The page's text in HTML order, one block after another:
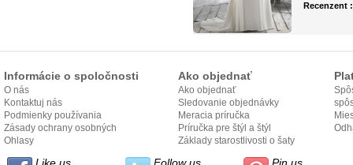
Recenzent
Informácie o spoločnosti
O nás
Kontaktuj nás
Podmienky používania
Zásady ochrany osobných
údajov
Ohlasy
Ako objednať
Ako objednať
Sledovanie objednávky
Meracia príručka
Príručka pre štýl a štýl
Základy starostlivosti o šaty